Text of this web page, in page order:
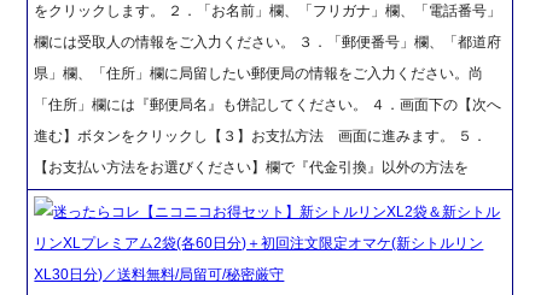
をクリックします。 ２．「お名前」欄、「フリガナ」欄、「電話番号」
欄には受取人の情報をご入力ください。 ３．「郵便番号」欄、「都道府
県」欄、「住所」欄に局留したい郵便局の情報をご入力ください。尚
「住所」欄には『郵便局名』も併記してください。 ４．画面下の【次へ
進む】ボタンをクリックし【３】お支払方法 画面に進みます。 ５．
【お支払い方法をお選びください】欄で『代金引換』以外の方法を
迷ったらコレ【ニコニコお得セット】新シトルリンXL2袋＆新シトル
リンXLプレミアム2袋(各60日分)＋初回注文限定オマケ(新シトルリン
XL30日分)／送料無料/局留可/秘密厳守